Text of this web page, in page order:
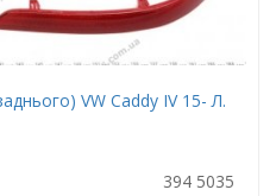
VW Caddy IV 15- Л.
394 5035